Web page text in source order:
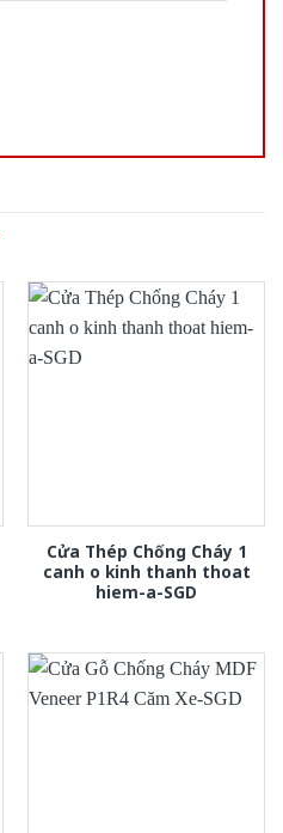
Cửa Thép Chống Cháy 1
canh o kinh thanh thoat
hiem-a-SGD